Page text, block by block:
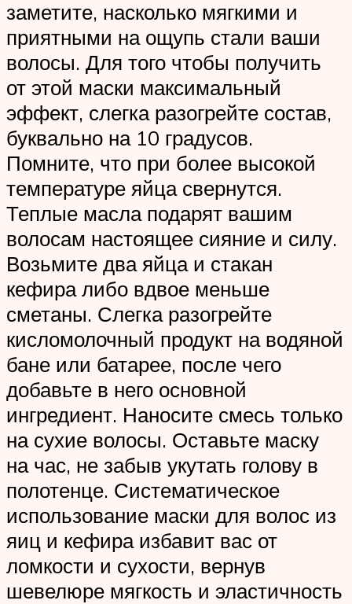
заметите, насколько мягкими и
приятными на ощупь стали ваши
волосы. Для того чтобы получить
от этой маски максимальный
эффект, слегка разогрейте состав,
буквально на 10 градусов.
Помните, что при более высокой
температуре яйца свернутся.
Теплые масла подарят вашим
волосам настоящее сияние и силу.
Возьмите два яйца и стакан
кефира либо вдвое меньше
сметаны. Слегка разогрейте
кисломолочный продукт на водяной
бане или батарее, после чего
добавьте в него основной
ингредиент. Наносите смесь только
на сухие волосы. Оставьте маску
на час, не забыв укутать голову в
полотенце. Систематическое
использование маски для волос из
яиц и кефира избавит вас от
ломкости и сухости, вернув
шевелюре мягкость и эластичность